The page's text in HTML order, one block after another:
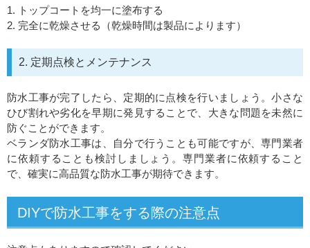
1. トップコートを均一に塗布する
2. 完全に乾燥させる（乾燥時間は製品によります）
2. 定期点検とメンテナンス
防水工事が完了したら、定期的に点検を行いましょう。小さな
ひび割れや劣化を早期に発見することで、大きな問題を未然に
防ぐことができます。
ベランダ防水工事は、自分で行うことも可能ですが、専門業者
に依頼することも検討しましょう。専門業者に依頼すること
で、確実に高品質な防水工事が期待できます。
DIYで防水工事をする際の注意点